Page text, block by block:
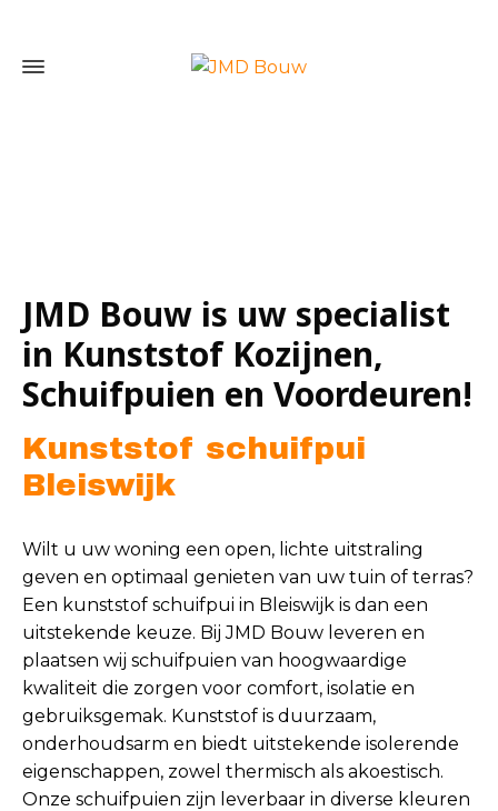
JMD Bouw is uw specialist
in Kunststof Kozijnen,
Schuifpuien en Voordeuren!
Kunststof schuifpui
Bleiswijk
Wilt u uw woning een open, lichte uitstraling
geven en optimaal genieten van uw tuin of terras?
Een kunststof schuifpui in Bleiswijk is dan een
uitstekende keuze. Bij JMD Bouw leveren en
plaatsen wij schuifpuien van hoogwaardige
kwaliteit die zorgen voor comfort, isolatie en
gebruiksgemak. Kunststof is duurzaam,
onderhoudsarm en biedt uitstekende isolerende
eigenschappen, zowel thermisch als akoestisch.
Onze schuifpuien zijn leverbaar in diverse kleuren